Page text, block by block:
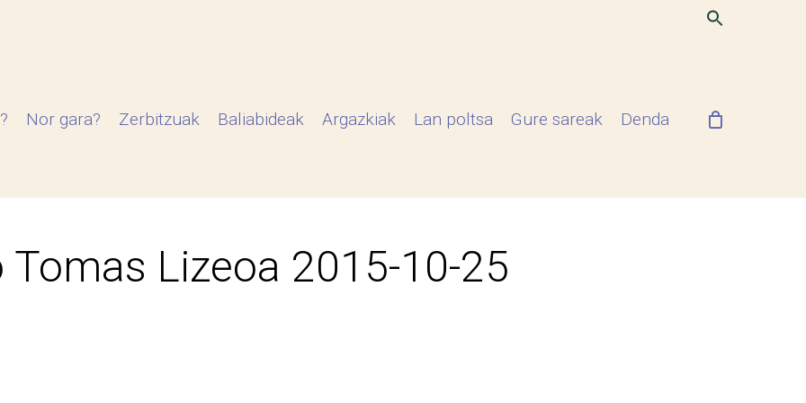
Nor gara? Zerbitzuak Baliabideak Argazkiak Lan poltsa Gure sareak Denda
Tomas Lizeoa 2015-10-25